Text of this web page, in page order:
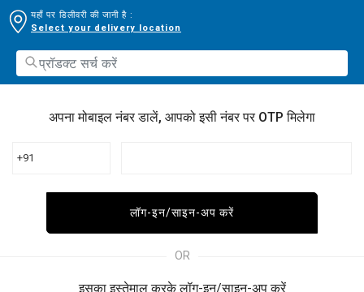
यहाँ पर डिलीवरी की जानी है :
Select your delivery location
अपना मोबाइल नंबर डालें, आपको इसी नंबर पर OTP मिलेगा
+91
लॉग-इन/साइन-अप करें
OR
इसका इस्तेमाल करके लॉग-इन/साइन-अप करें